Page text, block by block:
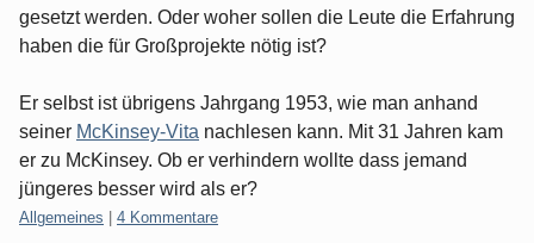
gesetzt werden. Oder woher sollen die Leute die Erfahrung
haben die für Großprojekte nötig ist?
Er selbst ist übrigens Jahrgang 1953, wie man anhand
seiner McKinsey-Vita nachlesen kann. Mit 31 Jahren kam
er zu McKinsey. Ob er verhindern wollte dass jemand
jüngeres besser wird als er?
Kategorien:
Allgemeines 4 Kommentare